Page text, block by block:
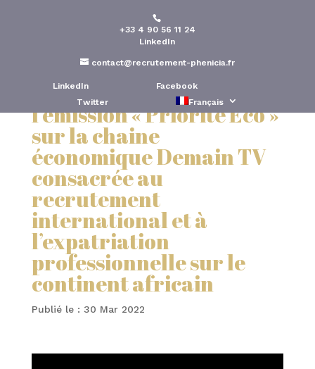
+33 4 90 56 11 24
LinkedIn
contact@recrutement-phenicia.fr
LinkedIn
Facebook
Twitter
Français
Phénicia conseil invité
par la journaliste
Christine Ockrent lors de
l’émission « Priorité Eco »
sur la chaine
économique Demain TV
consacrée au
recrutement
international et à
l’expatriation
professionnelle sur le
continent africain
Publié le : 30 Mar 2022